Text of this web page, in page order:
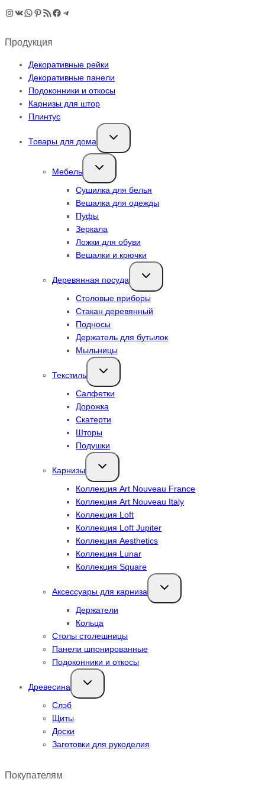
Instagram
ВКонтакте
WhatsApp
Pinterest
RSS-рассылка
Facebook
Telegram
Продукция
Декоративные рейки
Декоративные панели
Подоконники и откосы
Карнизы для штор
Плинтус
Товары для дома
Переключить
дочернее
Мебель
Переключить
дочернее
Сушилка для белья
Вешалка для одежды
Пуфы
Зеркала
Ложки для обуви
Вешалки и крючки
Деревянная посуда
Переключить
дочернее
Столовые приборы
Стакан деревянный
Подносы
Держатель для бутылок
Мыльницы
Текстиль
Переключить
дочернее
Салфетки
Дорожка
Скатерти
Шторы
Подушки
Карнизы
Переключить
дочернее
Коллекция Art Nouveau France
Коллекция Art Nouveau Italy
Коллекция Loft
Коллекция Loft Jupiter
Коллекция Aesthetics
Коллекция Lunar
Коллекция Square
Аксессуары для карниза
Переключить
дочернее
Держатели
Кольца
Столы столешницы
Панели шпонированные
Подоконники и откосы
Древесина
Переключить
дочернее
Слэб
Щиты
Доски
Заготовки для рукоделия
Покупателям